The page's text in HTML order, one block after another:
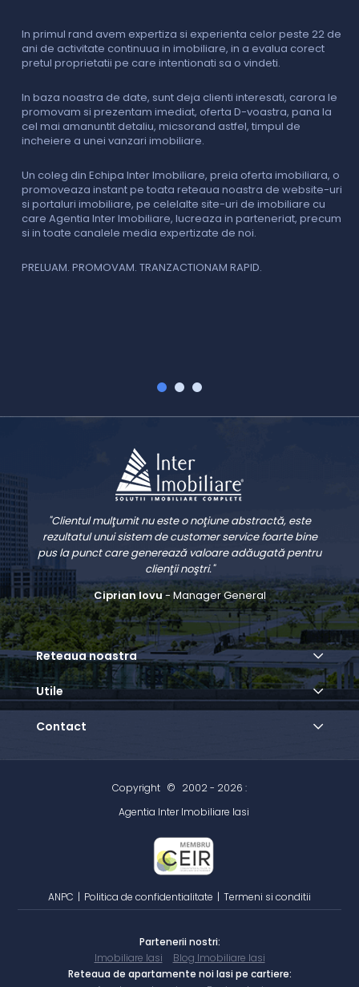
In primul rand avem expertiza si experienta celor peste 22 de
ani de activitate continuua in imobiliare, in a evalua corect
pretul proprietatii pe care intentionati sa o vindeti.
In baza noastra de date, sunt deja clienti interesati, carora le
promovam si prezentam imediat, oferta D-voastra, pana la
cel mai amanuntit detaliu, micsorand astfel, timpul de
incheiere a unei vanzari imobiliare.
Un coleg din Echipa Inter Imobiliare, preia oferta imobiliara, o
promoveaza instant pe toata reteaua noastra de website-uri
si portaluri imobiliare, pe celelalte site-uri de imobiliare cu
care Agentia Inter Imobiliare, lucreaza in parteneriat, precum
si in toate canalele media expertizate de noi.
PRELUAM. PROMOVAM. TRANZACTIONAM RAPID.
"Clientul mulţumit nu este o noţiune abstractă, este
rezultatul unui sistem de customer service foarte bine
pus la punct care generează valoare adăugată pentru
clienţii noştri."
Ciprian Iovu- Manager General
Reteaua noastra
Utile
Contact
Copyright © 2002 - 2026 :
Agentia Inter Imobiliare Iasi
ANPC Politica de confidentialitate Termeni si conditii
Partenerii nostri:
Imobiliare Iasi
Blog Imobiliare Iasi
Reteaua de apartamente noi Iasi pe cartiere: